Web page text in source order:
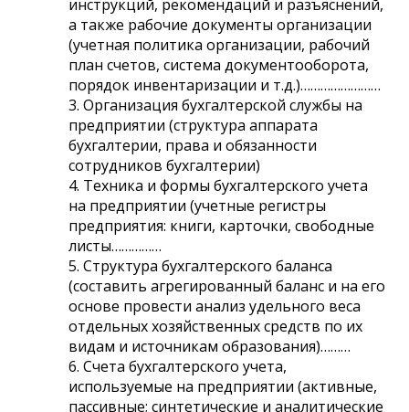
инструкций, рекомендаций и разъяснений,
а также рабочие документы организации
(учетная политика организации, рабочий
план счетов, система документооборота,
порядок инвентаризации и т.д.)……………………
3. Организация бухгалтерской службы на
предприятии (структура аппарата
бухгалтерии, права и обязанности
сотрудников бухгалтерии)
4. Техника и формы бухгалтерского учета
на предприятии (учетные регистры
предприятия: книги, карточки, свободные
листы……………
5. Структура бухгалтерского баланса
(составить агрегированный баланс и на его
основе провести анализ удельного веса
отдельных хозяйственных средств по их
видам и источникам образования)………
6. Счета бухгалтерского учета,
используемые на предприятии (активные,
пассивные; синтетические и аналитические